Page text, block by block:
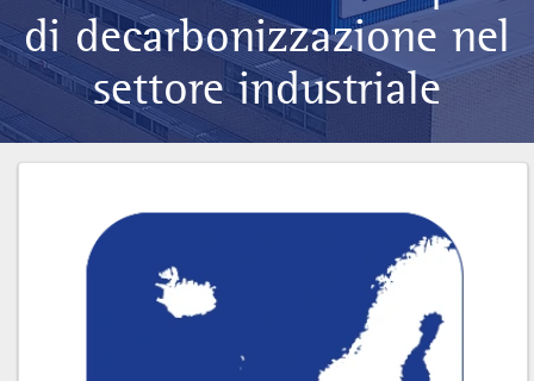
di decarbonizzazione nel
settore industriale